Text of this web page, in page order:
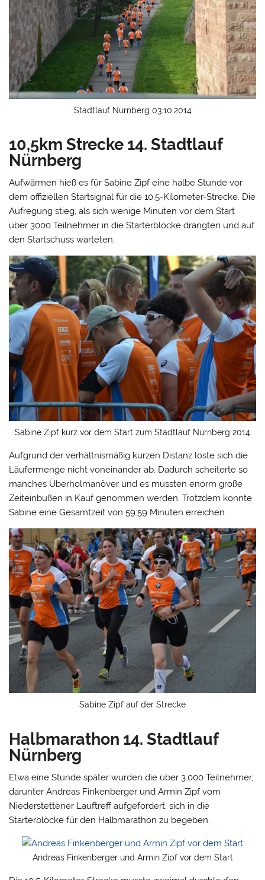
Stadtlauf Nürnberg 03.10.2014
10,5km Strecke 14. Stadtlauf
Nürnberg
Aufwärmen hieß es für Sabine Zipf eine halbe Stunde vor
dem offiziellen Startsignal für die 10,5-Kilometer-Strecke. Die
Aufregung stieg, als sich wenige Minuten vor dem Start
über 3000 Teilnehmer in die Starterblöcke drängten und auf
den Startschuss warteten.
Sabine Zipf kurz vor dem Start zum Stadtlauf Nürnberg 2014
Aufgrund der verhältnismäßig kurzen Distanz löste sich die
Läufermenge nicht voneinander ab. Dadurch scheiterte so
manches Überholmanöver und es mussten enorm große
Zeiteinbußen in Kauf genommen werden. Trotzdem konnte
Sabine eine Gesamtzeit von 59:59 Minuten erreichen.
Sabine Zipf auf der Strecke
Halbmarathon 14. Stadtlauf
Nürnberg
Etwa eine Stunde später wurden die über 3.000 Teilnehmer,
darunter Andreas Finkenberger und Armin Zipf vom
Niederstettener Lauftreff aufgefordert, sich in die
Starterblöcke für den Halbmarathon zu begeben.
Andreas Finkenberger und Armin Zipf vor dem Start